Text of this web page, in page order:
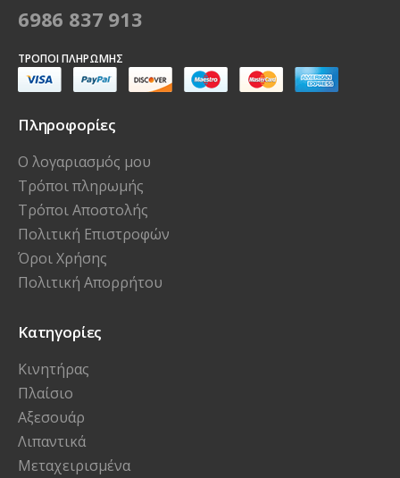
6986 837 913
ΤΡΌΠΟΙ ΠΛΗΡΩΜΉΣ
Πληροφορίες
Ο λογαριασμός μου
Τρόποι πληρωμής
Τρόποι Αποστολής
Πολιτική Επιστροφών
Όροι Χρήσης
Πολιτική Απορρήτου
Κατηγορίες
Κινητήρας
Πλαίσιο
Αξεσουάρ
Λιπαντικά
Μεταχειρισμένα